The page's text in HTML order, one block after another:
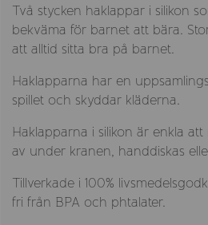
Två stycken haklappar i silikon
bekväma för barnet att bära.
att alltid sitta bra på barnet.
Haklapparna har en
spillet och skyddar kläderna.
Haklapparna i silikon är enkla
av under kranen, handdiskas
Tillverkade i 100%
fri från BPA och phtalater.